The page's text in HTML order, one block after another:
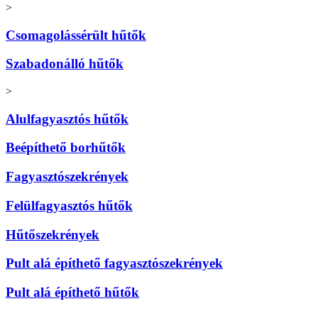
>
Csomagolássérült hűtők
Szabadonálló hűtők
>
Alulfagyasztós hűtők
Beépíthető borhűtők
Fagyasztószekrények
Felülfagyasztós hűtők
Hűtőszekrények
Pult alá építhető fagyasztószekrények
Pult alá építhető hűtők